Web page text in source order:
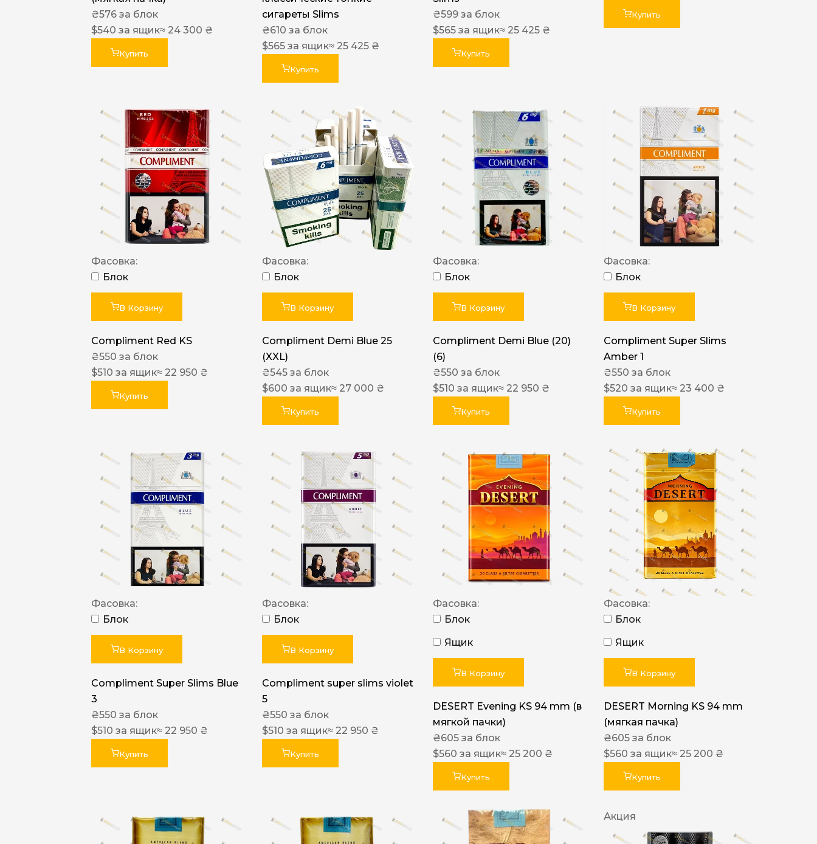
₴576 за блок
$540 за ящик≈ 24 300 ₴
Купить
сигареты Slims
₴610 за блок
$565 за ящик≈ 25 425 ₴
Купить
₴599 за блок
$565 за ящик≈ 25 425 ₴
Купить
Купить
Фасовка:
Блок
В Корзину
Compliment Red KS
₴550 за блок
$510 за ящик≈ 22 950 ₴
Купить
Фасовка:
Блок
В Корзину
Compliment Demi Blue 25
(XXL)
₴545 за блок
$600 за ящик≈ 27 000 ₴
Купить
Фасовка:
Блок
В Корзину
Compliment Demi Blue (20)
(6)
₴550 за блок
$510 за ящик≈ 22 950 ₴
Купить
Фасовка:
Блок
В Корзину
Compliment Super Slims
Amber 1
₴550 за блок
$520 за ящик≈ 23 400 ₴
Купить
Фасовка:
Блок
В Корзину
Compliment Super Slims Blue
3
₴550 за блок
$510 за ящик≈ 22 950 ₴
Купить
Фасовка:
Блок
В Корзину
Compliment super slims violet
5
₴550 за блок
$510 за ящик≈ 22 950 ₴
Купить
Фасовка:
Блок
Ящик
В Корзину
DESERT Evening KS 94 mm (в
мягкой пачки)
₴605 за блок
$560 за ящик≈ 25 200 ₴
Купить
Фасовка:
Блок
Ящик
В Корзину
DESERT Morning KS 94 mm
(мягкая пачка)
₴605 за блок
$560 за ящик≈ 25 200 ₴
Купить
Акция